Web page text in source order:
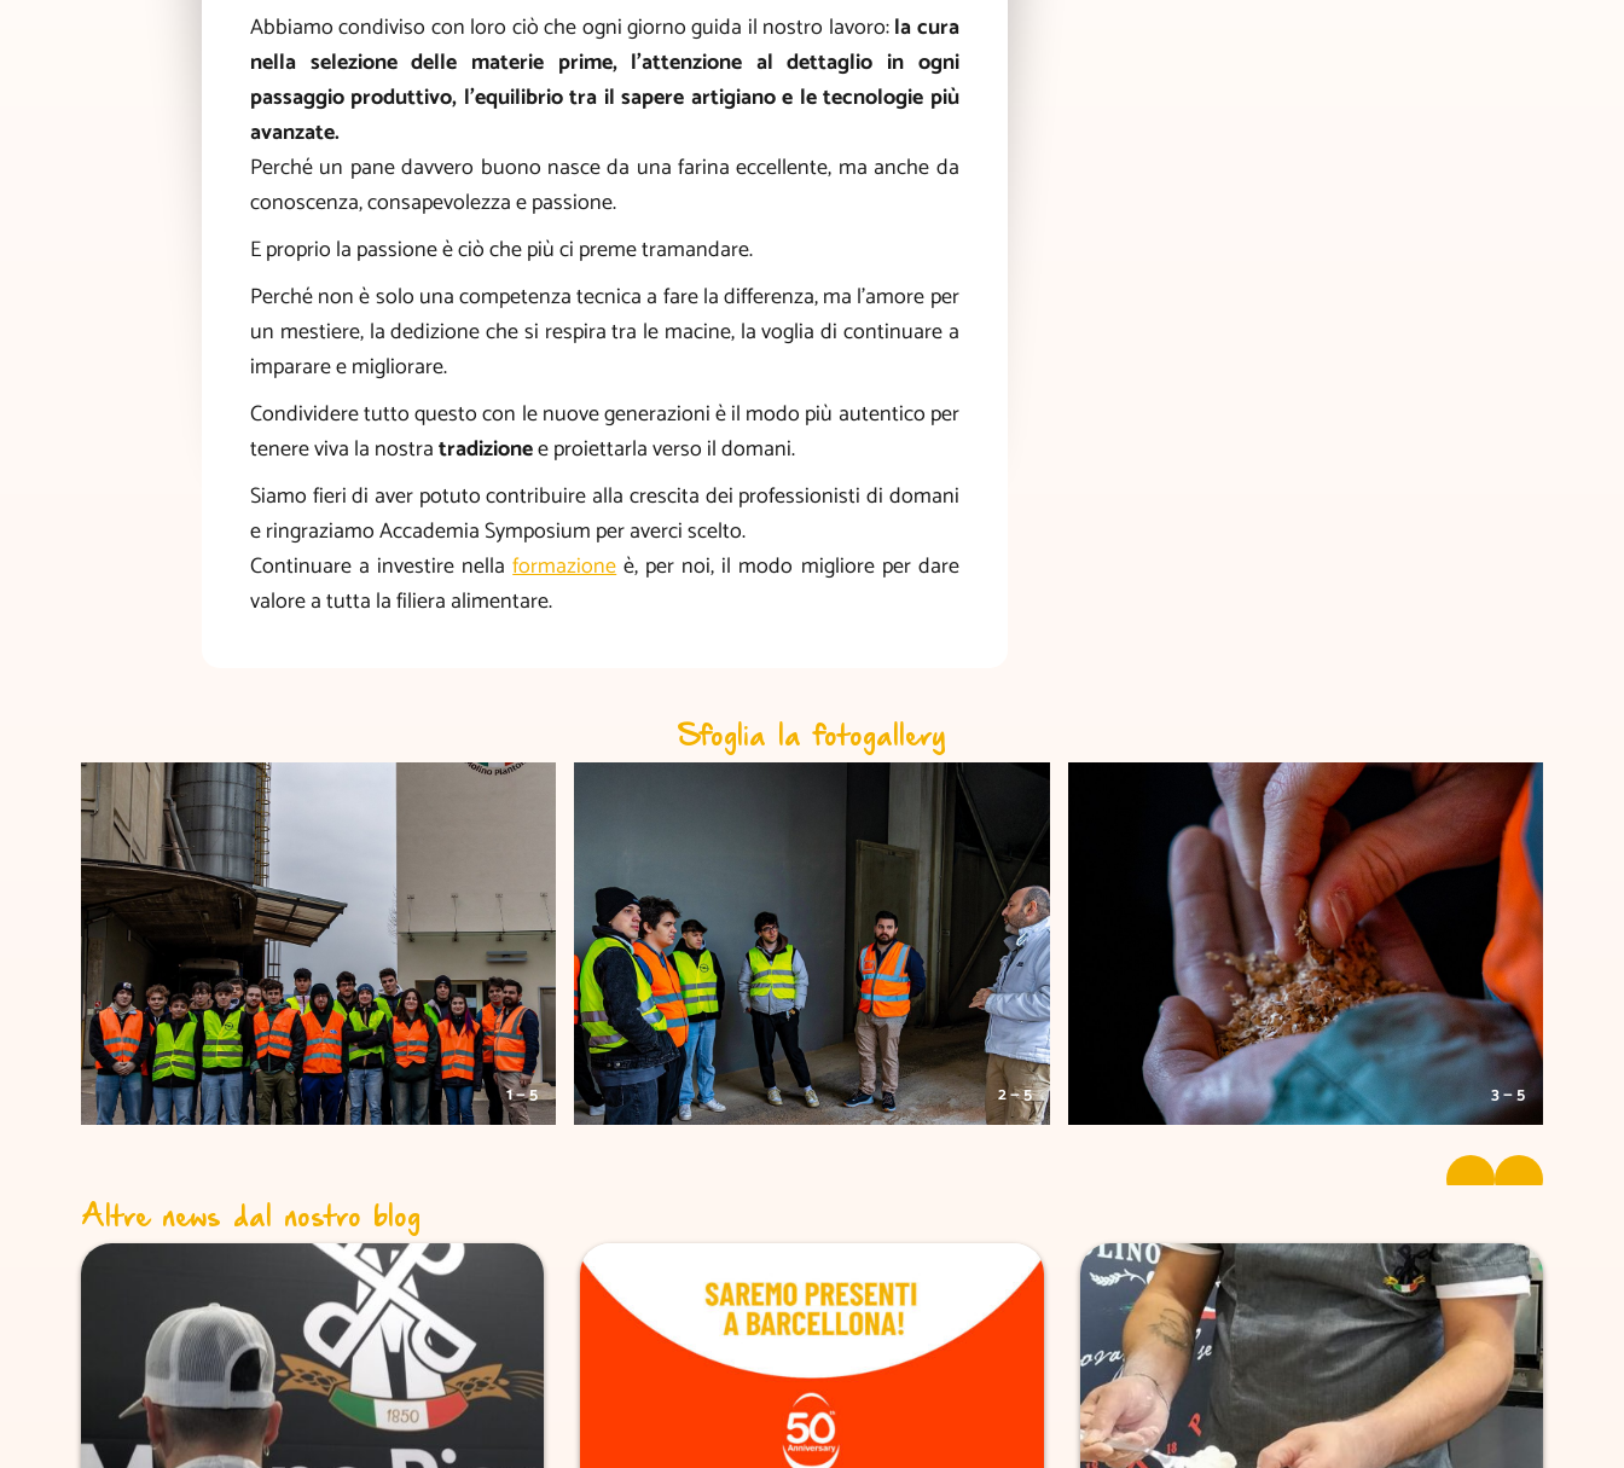
Abbiamo condiviso con loro ciò che ogni giorno guida il nostro lavoro:la cura
nella selezione delle materie prime, l’attenzione al dettaglio in ogni
passaggio produttivo, l’equilibrio tra il sapere artigiano e le tecnologie più
avanzate.
Perché un pane davvero buono nasce da una farina eccellente, ma anche da
conoscenza, consapevolezza e passione.
E proprio la passione è ciò che più ci preme tramandare.
Perché non è solo una competenza tecnica a fare la differenza, ma l’amore per
un mestiere, la dedizione che si respira tra le macine, la voglia di continuare a
imparare e migliorare.
Condividere tutto questo con le nuove generazioni è il modo più autentico per
tenere viva la nostratradizionee proiettarla verso il domani.
Siamo fieri di aver potuto contribuire alla crescita dei professionisti di domani
e ringraziamo Accademia Symposium per averci scelto.
Continuare a investire nellaformazioneè, per noi, il modo migliore per dare
valore a tutta la filiera alimentare.
Sfoglia la fotogallery
1 — 5 2 — 5 3 — 5
Altre news dal nostro blog